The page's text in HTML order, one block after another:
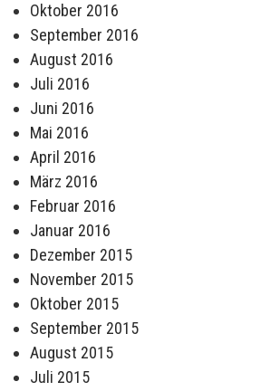
Oktober 2016
September 2016
August 2016
Juli 2016
Juni 2016
Mai 2016
April 2016
März 2016
Februar 2016
Januar 2016
Dezember 2015
November 2015
Oktober 2015
September 2015
August 2015
Juli 2015